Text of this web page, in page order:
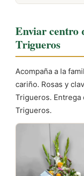
página.
Enviar centro
Trigueros
Acompaña a la
cariño. Rosas y
Trigueros. Entrega
Trigueros.